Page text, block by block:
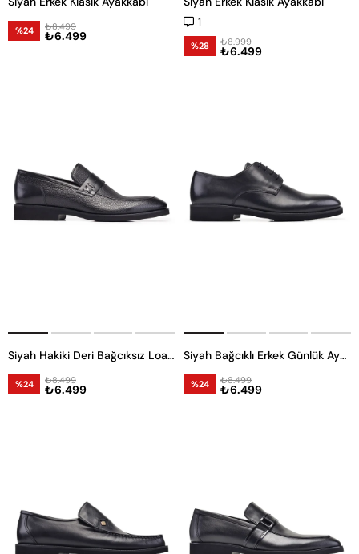
%24 ₺6.499
₺8.499 1
%28 ₺6.499
₺8.999
Siyah Hakiki Deri Bağcıksız Loafer Erkek Günlük Ayakkabı
%24 ₺6.499
₺8.499
Siyah Bağcıklı Erkek Günlük Ayakkabı
%24 ₺6.499
₺8.499